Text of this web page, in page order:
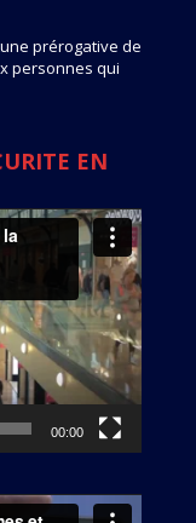
prérogative de
personnes qui
EN
00:00